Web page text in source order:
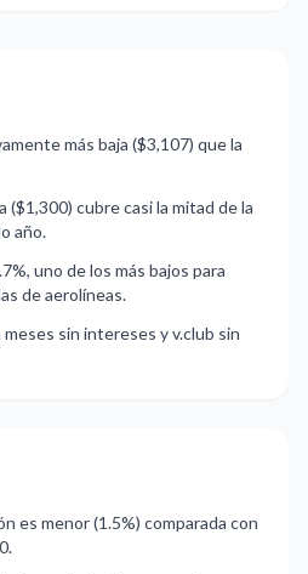
más baja ($3,107) que la
($1,300) cubre casi la mitad de la
año.
uno de los más bajos para
de aerolíneas.
sin intereses y v.club sin
es menor (1.5%) comparada con